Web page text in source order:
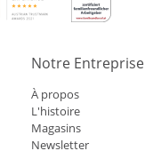
Notre Entreprise
À propos
L'histoire
Magasins
Newsletter